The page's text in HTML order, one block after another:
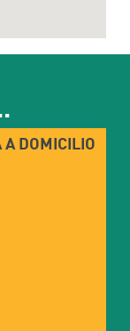
A DOMICILIO